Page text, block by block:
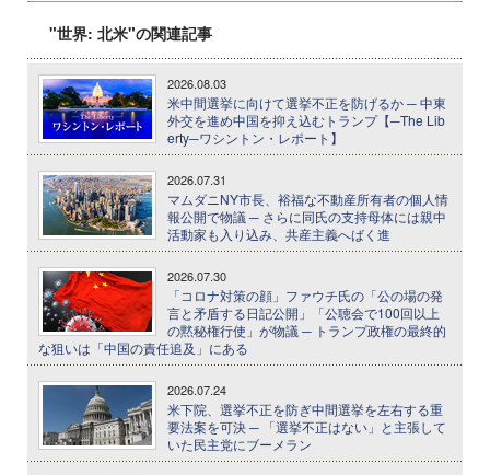
"世界: 北米"の関連記事
2026.08.03
米中間選挙に向けて選挙不正を防げるか ─ 中東
外交を進め中国を抑え込むトランプ【─The Lib
erty─ワシントン・レポート】
2026.07.31
マムダニNY市長、裕福な不動産所有者の個人情
報公開で物議 ─ さらに同氏の支持母体には親中
活動家も入り込み、共産主義へばく進
2026.07.30
「コロナ対策の顔」ファウチ氏の「公の場の発
言と矛盾する日記公開」「公聴会で100回以上
の黙秘権行使」が物議 ─ トランプ政権の最終的
な狙いは「中国の責任追及」にある
2026.07.24
米下院、選挙不正を防ぎ中間選挙を左右する重
要法案を可決 ─ 「選挙不正はない」と主張して
いた民主党にブーメラン